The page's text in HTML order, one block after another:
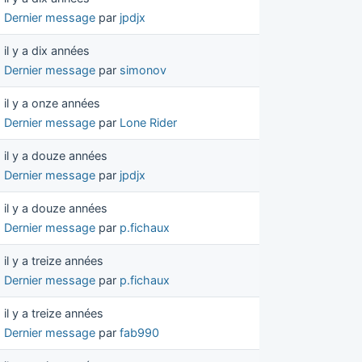
Dernier message par jpdjx
il y a dix années
Dernier message par simonov
il y a onze années
Dernier message par Lone Rider
il y a douze années
Dernier message par jpdjx
il y a douze années
Dernier message par p.fichaux
il y a treize années
Dernier message par p.fichaux
il y a treize années
Dernier message par fab990